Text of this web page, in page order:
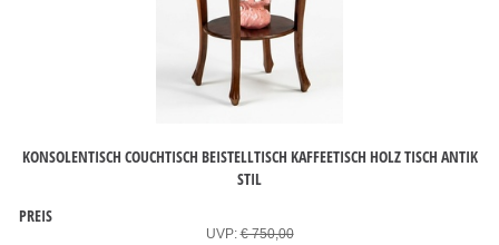
KONSOLENTISCH COUCHTISCH BEISTELLTISCH KAFFEETISCH HOLZ TISCH ANTIK
STIL
PREIS
UVP:€ 750,00